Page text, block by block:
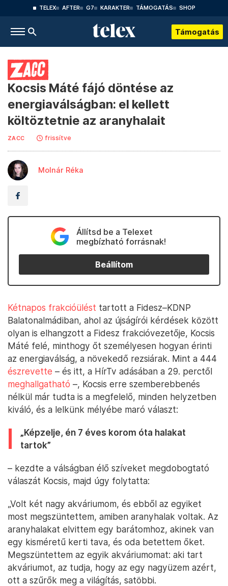
TELEX AFTER G7 KARAKTER TÁMOGATÁS SHOP
Támogatás
Kocsis Máté fájó döntése az
energiaválságban: el kellett
költöztetnie az aranyhalait
ZACC frissítve
Molnár Réka
Állítsd be a Telexet
megbízható forrásnak!
Beállítom
Kétnapos frakcióülést tartott a Fidesz–KDNP
Balatonalmádiban, ahol az újságírói kérdések között
olyan is elhangzott a Fidesz frakcióvezetője, Kocsis
Máté felé, minthogy őt személyesen hogyan érinti
az energiaválság, a növekedő rezsiárak. Mint a 444
észrevette – és itt, a HírTv adásában a 29. perctől
meghallgatható –, Kocsis erre szemberebbenés
nélkül már tudta is a megfelelő, minden helyzetben
kiváló, és a lelkünk mélyébe maró választ:
„Képzelje, én 7 éves korom óta halakat
tartok”
– kezdte a válságban élő szíveket megdobogtató
válaszát Kocsis, majd úgy folytatta:
„Volt két nagy akváriumom, és ebből az egyiket
most megszüntettem, amiben aranyhalak voltak. Az
aranyhalakat elvittem egy barátomhoz, akinek van
egy kisméretű kerti tava, és oda betettem őket.
Megszüntettem az egyik akváriumomat: aki tart
akváriumot, az tudja, hogy az egy nagyüzem azért,
ott a szűrők meg a világítás, satöbbi.